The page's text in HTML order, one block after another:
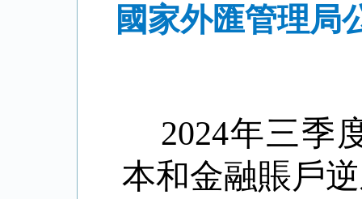
國家外匯管理局
2024年三季
本和金融賬戶